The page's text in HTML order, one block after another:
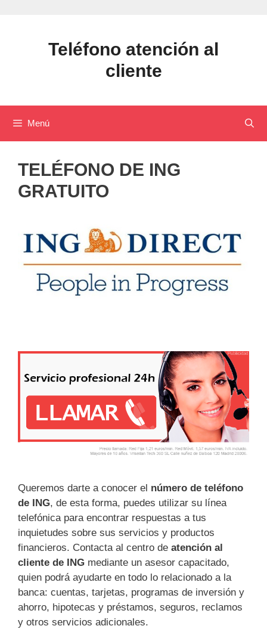
Teléfono atención al
cliente
Menú
TELÉFONO DE ING
GRATUITO
Queremos darte a conocer el número de teléfono
de ING, de esta forma, puedes utilizar su línea
telefónica para encontrar respuestas a tus
inquietudes sobre sus servicios y productos
financieros. Contacta al centro de atención al
cliente de ING mediante un asesor capacitado,
quien podrá ayudarte en todo lo relacionado a la
banca: cuentas, tarjetas, programas de inversión y
ahorro, hipotecas y préstamos, seguros, reclamos
y otros servicios adicionales.